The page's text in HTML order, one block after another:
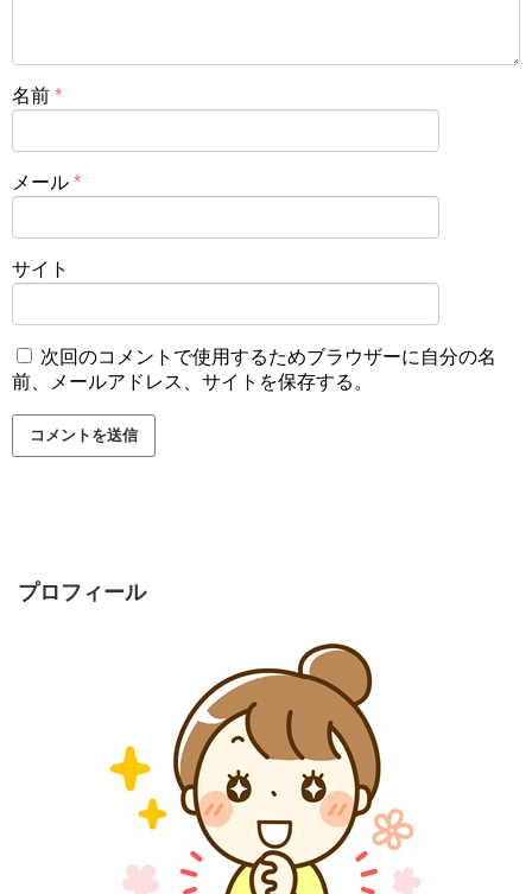
名前 *
メール *
サイト
次回のコメントで使用するためブラウザーに自分の名
前、メールアドレス、サイトを保存する。
プロフィール